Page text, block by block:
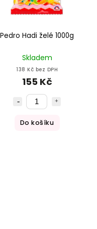
Pedro Hadi želé 1000g
Skladem
138 Kč bez DPH
155 Kč
Do košíku